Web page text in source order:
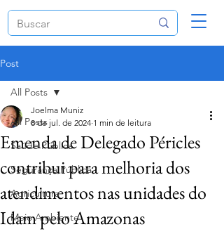
Post
All Posts
Saúde Pública
Segurança Pública
Agricultura
Meio Ambiente
All Posts
Emenda de Delegado Péricles
contribui para melhoria dos
atendimentos nas unidades do
Idam pelo Amazonas
Joelma Muniz
8 de jul. de 2024 1 min de leitura